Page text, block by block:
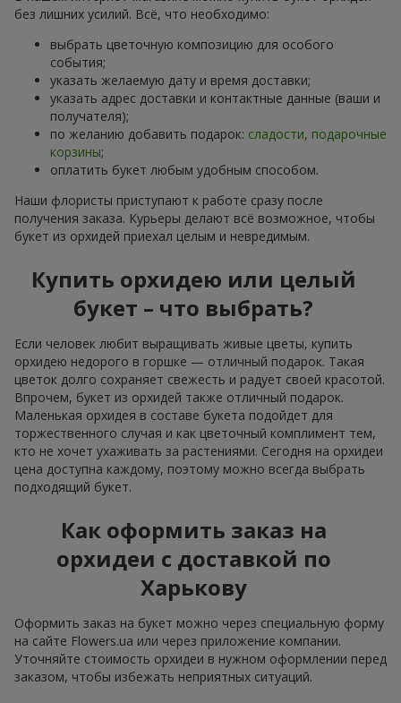
без лишних усилий. Всё, что необходимо:
выбрать цветочную композицию для особого
события;
указать желаемую дату и время доставки;
указать адрес доставки и контактные данные (ваши и
получателя);
по желанию добавить подарок: сладости, подарочные
корзины;
оплатить букет любым удобным способом.
Наши флористы приступают к работе сразу после
получения заказа. Курьеры делают всё возможное, чтобы
букет из орхидей приехал целым и невредимым.
Купить орхидею или целый
букет – что выбрать?
Если человек любит выращивать живые цветы, купить
орхидею недорого в горшке — отличный подарок. Такая
цветок долго сохраняет свежесть и радует своей красотой.
Впрочем, букет из орхидей также отличный подарок.
Маленькая орхидея в составе букета подойдет для
торжественного случая и как цветочный комплимент тем,
кто не хочет ухаживать за растениями. Сегодня на орхидеи
цена доступна каждому, поэтому можно всегда выбрать
подходящий букет.
Как оформить заказ на
орхидеи с доставкой по
Харькову
Оформить заказ на букет можно через специальную форму
на сайте Flowers.ua или через приложение компании.
Уточняйте стоимость орхидеи в нужном оформлении перед
заказом, чтобы избежать неприятных ситуаций.